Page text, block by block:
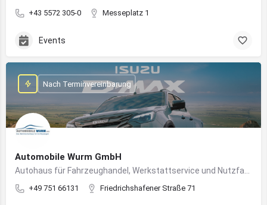
+43 5572 305-0 Messeplatz 1
Events
Automobile Wurm GmbH
+49 751 66131 Friedrichshafener Straße 71
Nach Terminvereinbarung